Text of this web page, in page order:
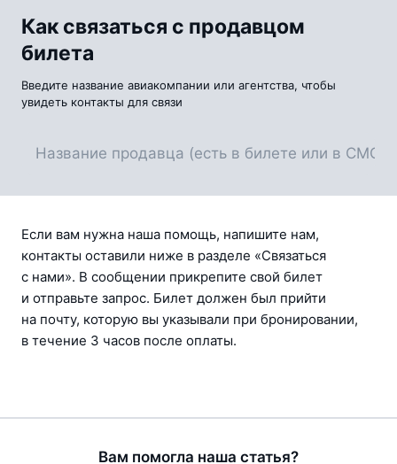
Как связаться с продавцом
билета
Введите название авиакомпании или агентства, чтобы
увидеть контакты для связи
Если вам нужна наша помощь, напишите нам,
контакты оставили ниже в разделе «Связаться
с нами». В сообщении прикрепите свой билет
и отправьте запрос. Билет должен был прийти
на почту, которую вы указывали при бронировании,
в течение 3 часов после оплаты.
Вам помогла наша статья?